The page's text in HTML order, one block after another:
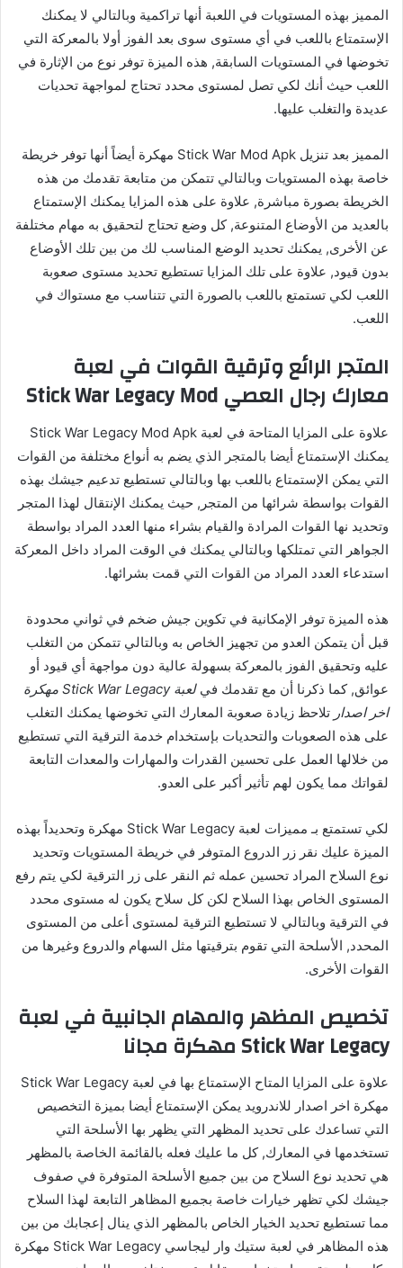
المميز بهذه المستويات في اللعبة أنها تراكمية وبالتالي لا يمكنك
الإستمتاع باللعب في أي مستوى سوى بعد الفوز أولا بالمعركة التي
تخوضها في المستويات السابقة, هذه الميزة توفر نوع من الإثارة في
اللعب حيث أنك لكي تصل لمستوى محدد تحتاج لمواجهة تحديات
عديدة والتغلب عليها.
المميز بعد تنزيل Stick War Mod Apk مهكرة أيضاً أنها توفر خريطة
خاصة بهذه المستويات وبالتالي تتمكن من متابعة تقدمك من هذه
الخريطة بصورة مباشرة, علاوة على هذه المزايا يمكنك الإستمتاع
بالعديد من الأوضاع المتنوعة, كل وضع تحتاج لتحقيق به مهام مختلفة
عن الأخرى, يمكنك تحديد الوضع المناسب لك من بين تلك الأوضاع
بدون قيود, علاوة على تلك المزايا تستطيع تحديد مستوى صعوبة
اللعب لكي تستمتع باللعب بالصورة التي تتناسب مع مستواك في
اللعب.
المتجر الرائع وترقية القوات في لعبة
معارك رجال العصي Stick War Legacy Mod
علاوة على المزايا المتاحة في لعبة Stick War Legacy Mod Apk
يمكنك الإستمتاع أيضا بالمتجر الذي يضم به أنواع مختلفة من القوات
التي يمكن الإستمتاع باللعب بها وبالتالي تستطيع تدعيم جيشك بهذه
القوات بواسطة شرائها من المتجر, حيث يمكنك الإنتقال لهذا المتجر
وتحديد نها القوات المرادة والقيام بشراء منها العدد المراد بواسطة
الجواهر التي تمتلكها وبالتالي يمكنك في الوقت المراد داخل المعركة
استدعاء العدد المراد من القوات التي قمت بشرائها.
هذه الميزة توفر الإمكانية في تكوين جيش ضخم في ثواني محدودة
قبل أن يتمكن العدو من تجهيز الخاص به وبالتالي تتمكن من التغلب
عليه وتحقيق الفوز بالمعركة بسهولة عالية دون مواجهة أي قيود أو
عوائق, كما ذكرنا أن مع تقدمك في
لعبة Stick War Legacy مهكرة
اخر اصدار تلاحظ زيادة صعوبة المعارك التي تخوضها يمكنك التغلب
على هذه الصعوبات والتحديات بإستخدام خدمة الترقية التي تستطيع
من خلالها العمل على تحسين القدرات والمهارات والمعدات التابعة
لقواتك مما يكون لهم تأثير أكبر على العدو.
لكي تستمتع بـ مميزات لعبة Stick War Legacy مهكرة وتحديداً بهذه
الميزة عليك نقر زر الدروع المتوفر في خريطة المستويات وتحديد
نوع السلاح المراد تحسين عمله ثم النقر على زر الترقية لكي يتم رفع
المستوى الخاص بهذا السلاح لكن كل سلاح يكون له مستوى محدد
في الترقية وبالتالي لا تستطيع الترقية لمستوى أعلى من المستوى
المحدد, الأسلحة التي تقوم بترقيتها مثل السهام والدروع وغيرها من
القوات الأخرى.
تخصيص المظهر والمهام الجانبية في لعبة
Stick War Legacy مهكرة مجانا
علاوة على المزايا المتاح الإستمتاع بها في لعبة Stick War Legacy
مهكرة اخر اصدار للاندرويد يمكن الإستمتاع أيضا بميزة التخصيص
التي تساعدك على تحديد المظهر التي يظهر بها الأسلحة التي
تستخدمها في المعارك, كل ما عليك فعله بالقائمة الخاصة بالمظهر
هي تحديد نوع السلاح من بين جميع الأسلحة المتوفرة في صفوف
جيشك لكي تظهر خيارات خاصة بجميع المظاهر التابعة لهذا السلاح
مما تستطيع تحديد الخيار الخاص بالمظهر الذي ينال إعجابك من بين
هذه المظاهر في لعبة ستيك وار ليجاسي Stick War Legacy مهكرة